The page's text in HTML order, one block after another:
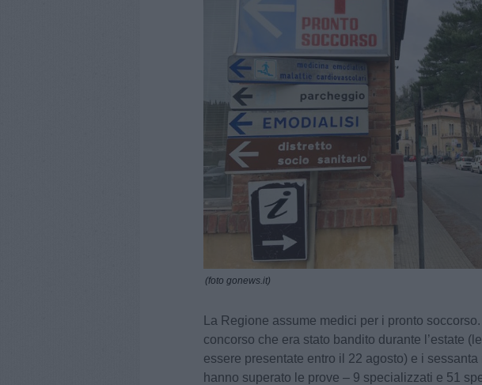
(foto gonews.it)
La Regione assume medici per i pronto
concorso che era stato bandito durante l’estate
essere presentate entro il 22 agosto) e i
hanno superato le prove – 9 specializzati e 51